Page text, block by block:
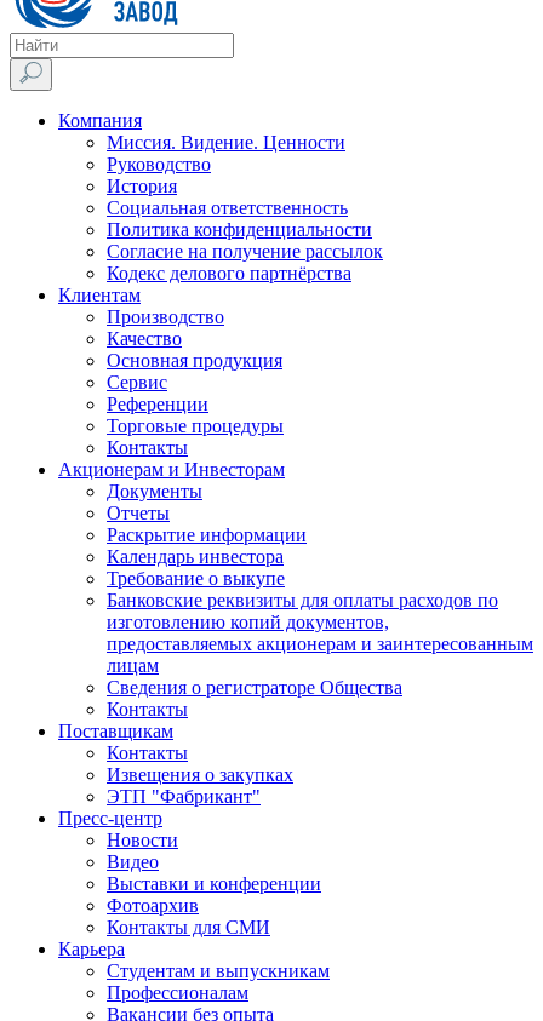
Компания
Миссия. Видение. Ценности
Руководство
История
Социальная ответственность
Политика конфиденциальности
Согласие на получение рассылок
Кодекс делового партнёрства
Клиентам
Производство
Качество
Основная продукция
Сервис
Референции
Торговые процедуры
Контакты
Акционерам и Инвесторам
Документы
Отчеты
Раскрытие информации
Календарь инвестора
Требование о выкупе
Банковские реквизиты для оплаты расходов по
изготовлению копий документов,
предоставляемых акционерам и заинтересованным
лицам
Сведения о регистраторе Общества
Контакты
Поставщикам
Контакты
Извещения о закупках
ЭТП "Фабрикант"
Пресс-центр
Новости
Видео
Выставки и конференции
Фотоархив
Контакты для СМИ
Карьера
Студентам и выпускникам
Профессионалам
Вакансии без опыта